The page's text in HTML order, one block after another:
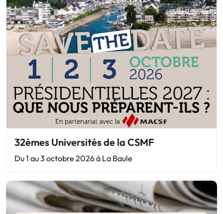
32èmes Universités de la CSMF
Du 1 au 3 octobre 2026 à La Baule